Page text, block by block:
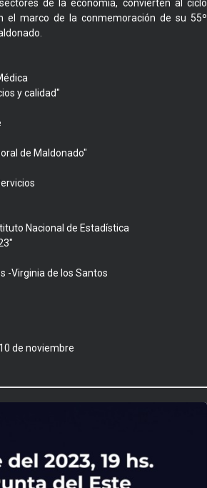
de la economía, convierten al ciclo
el marco de la conmemoración de su 55º
y calidad"
de Maldonado"
Nacional de Estadística
-Virginia de los Santos
de noviembre